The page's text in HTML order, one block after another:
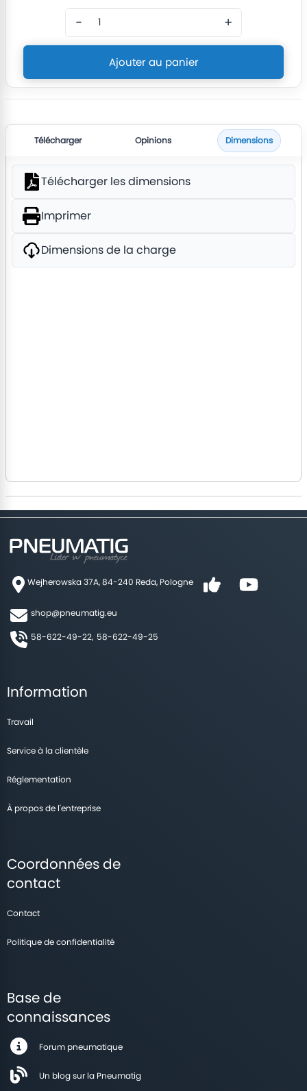
− +
Ajouter au panier
Télécharger Opinions Dimensions
Télécharger les dimensions
Imprimer
Dimensions de la charge
Wejherowska 37A, 84-240 Reda, Pologne
shop@pneumatig.eu
58-622-49-22, 58-622-49-25
Information
Travail
Service à la clientèle
Réglementation
À propos de l'entreprise
Coordonnées de
contact
Contact
Politique de confidentialité
Base de
connaissances
Forum pneumatique
Un blog sur la Pneumatig